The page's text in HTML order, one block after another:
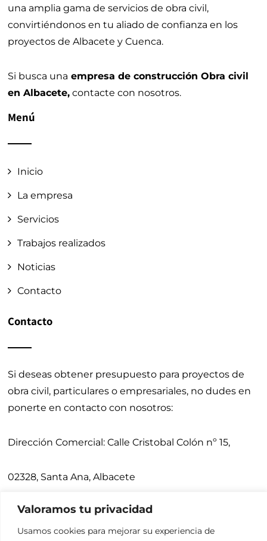
Valoramos tu privacidad
Usamos cookies para mejorar su experiencia de
una amplia gama de servicios de obra civil,
convirtiéndonos en tu aliado de confianza en los
proyectos de Albacete y Cuenca.
Si busca una empresa de construcción Obra civil
en Albacete, contacte con nosotros.
Menú
Inicio
La empresa
Servicios
Trabajos realizados
Noticias
Contacto
Contacto
Si deseas obtener presupuesto para proyectos de
obra civil, particulares o empresariales, no dudes en
ponerte en contacto con nosotros:
Dirección Comercial:Calle Cristobal Colón nº 15,
02328, Santa Ana, Albacete
Teléfonos:675 900 640, 967 271 031